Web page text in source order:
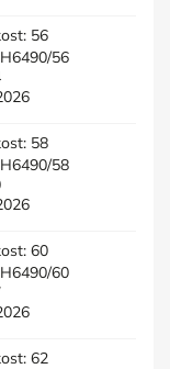
56
56
58
58
60
60
62